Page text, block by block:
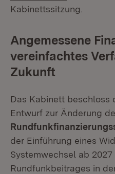
Kabinettssitzung.
Angemessene
vereinfachtes
Zukunft
Das Kabinett beschloss
Entwurf zur Änderung
der Einführung eines
Systemwechsel ab
Rundfunkbeitrages in